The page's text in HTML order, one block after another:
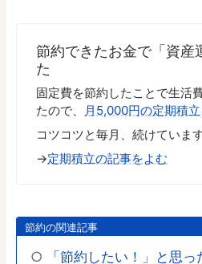
節約できたお金で「資産
た
固定費を節約したことで生活
たので、
月5,000円の定期積立
コツコツと毎月、続けています
→定期積立の記事をよむ
節約の関連記事
「節約したい！」と思